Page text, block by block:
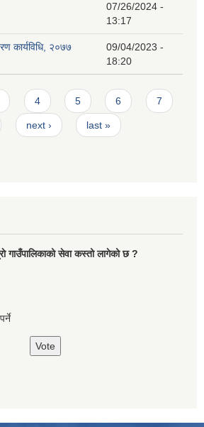
07/26/2024 -
13:17
कार्यविधि, २०७७
09/04/2023 -
18:20
4 5 6 7
next › last »
गाउँपालिकाको सेवा कस्तो लागेको छ ?